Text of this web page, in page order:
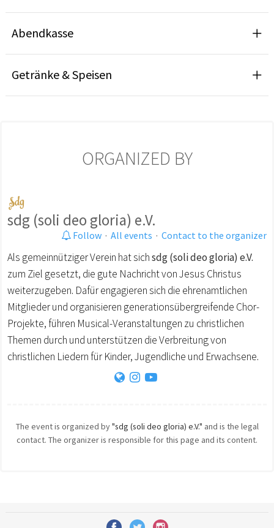
Abendkasse
Getränke & Speisen
ORGANIZED BY
sdg (soli deo gloria) e.V.
Follow · All events · Contact to the organizer
Als gemeinnütziger Verein hat sichsdg (soli deo gloria) e.V.
zum Ziel gesetzt, die gute Nachricht von Jesus Christus
weiterzugeben. Dafür engagieren sich die ehrenamtlichen
Mitglieder und organisieren generationsübergreifende Chor-
Projekte, führen Musical-Veranstaltungen zu christlichen
Themen durch und unterstützen die Verbreitung von
christlichen Liedern für Kinder, Jugendliche und Erwachsene.
The event is organized by"sdg (soli deo gloria) e.V." and is the legal
contact. The organizer is responsible for this page and its content.